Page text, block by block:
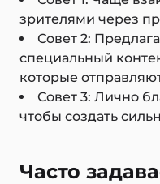
зрителями через
Совет 2:
специальный
которые
Совет 3: Лично
чтобы создать
Часто